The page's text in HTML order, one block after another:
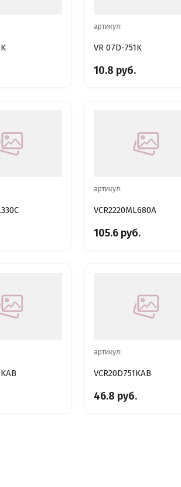
артикул:
VR 07D-751K
10.8 руб.
артикул:
VCR2220ML680A
105.6 руб.
артикул:
VCR20D751KAB
46.8 руб.